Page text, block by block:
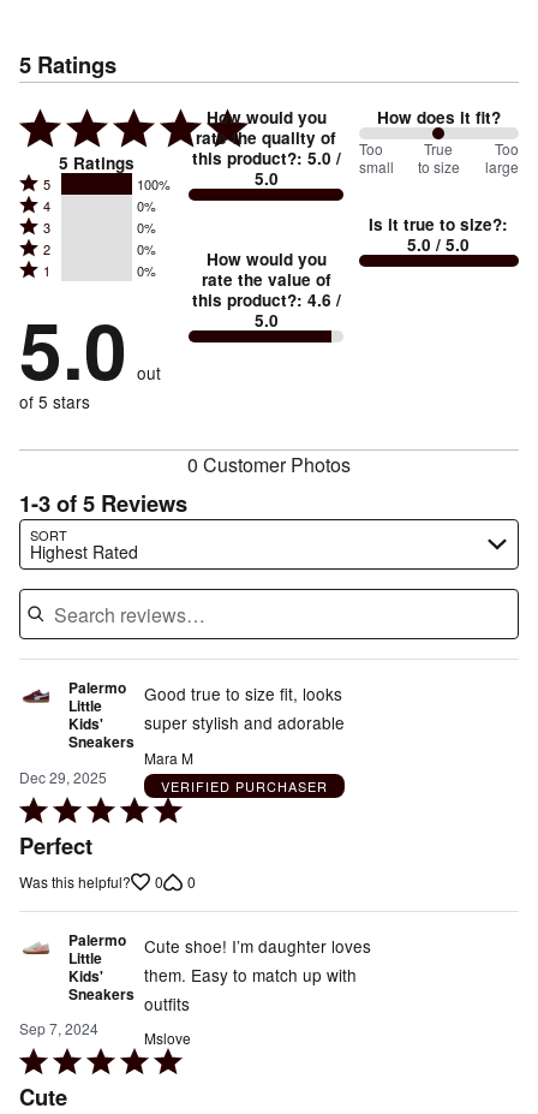
5 Ratings
5 Ratings
Rated
5
stars
by
of
reviewers
5 100%
Rated
4
stars
by
of
reviewers
4 0%
Rated
3
stars
0%
of
reviewers
3 0%
Rated
2
by
0%
of
reviewers
2 0%
Rated
stars
by
0%
of
1 0%
5.0 out
of 5 stars
How would you
rate the quality of
this product?: 5.0 /
5.0
How would you
rate the value of
this product?: 4.6 /
5.0
How does it fit?
100
between
small
and
Too
small
True
to size
Too
large
Is it true to size?:
5.0 / 5.0
0 Customer Photos
1-3 of 5 Reviews
SORT
Highest Rated
Search reviews…
Palermo
Little
Kids'
Sneakers
Dec 29, 2025
Rated
5
of
Perfect
Good true to size fit, looks
super stylish and adorable
Mara M
VERIFIED PURCHASER
Was this helpful? 0 0
Palermo
Little
Kids'
Sneakers
Sep 7, 2024
Rated
5
Cute
Cute shoe! I’m daughter loves
them. Easy to match up with
outfits
Mslove